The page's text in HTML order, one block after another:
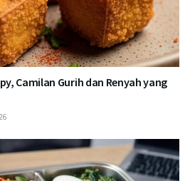
Camilan Gurih dan Renyah yang